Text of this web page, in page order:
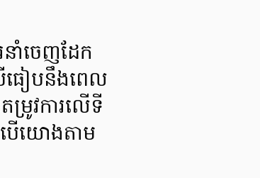
ាំចេញដែក
ៀបនឹងពេល
រូវការលើទី
បើយោងតាម